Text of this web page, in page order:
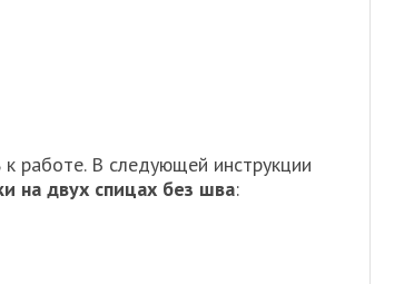
работе. В следующей инструкции
на двух спицах без шва: